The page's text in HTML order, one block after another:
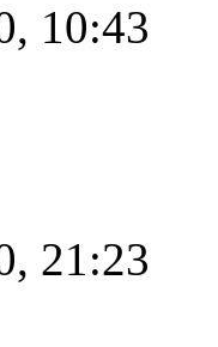
10:43
21:23